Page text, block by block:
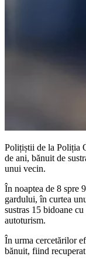
Polițiștii de la Poliția
de ani, bănuit de
unui vecin.
În noaptea de 8 spre
gardului, în curtea
sustras 15 bidoane
autoturism.
În urma cercetărilor
bănuit, fiind